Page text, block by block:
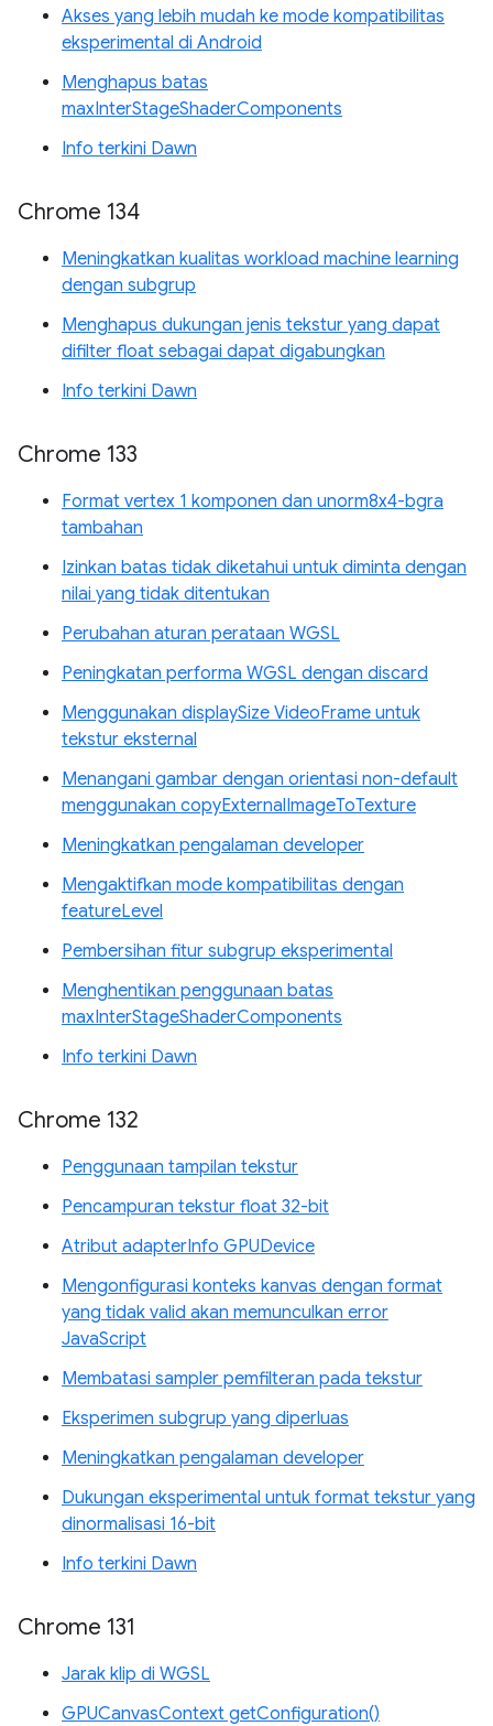
Akses yang lebih mudah ke mode kompatibilitas
eksperimental di Android
Menghapus batas
maxInterStageShaderComponents
Info terkini Dawn
Chrome 134
Meningkatkan kualitas workload machine learning
dengan subgrup
Menghapus dukungan jenis tekstur yang dapat
difilter float sebagai dapat digabungkan
Info terkini Dawn
Chrome 133
Format vertex 1 komponen dan unorm8x4-bgra
tambahan
Izinkan batas tidak diketahui untuk diminta dengan
nilai yang tidak ditentukan
Perubahan aturan perataan WGSL
Peningkatan performa WGSL dengan discard
Menggunakan displaySize VideoFrame untuk
tekstur eksternal
Menangani gambar dengan orientasi non-default
menggunakan copyExternalImageToTexture
Meningkatkan pengalaman developer
Mengaktifkan mode kompatibilitas dengan
featureLevel
Pembersihan fitur subgrup eksperimental
Menghentikan penggunaan batas
maxInterStageShaderComponents
Info terkini Dawn
Chrome 132
Penggunaan tampilan tekstur
Pencampuran tekstur float 32-bit
Atribut adapterInfo GPUDevice
Mengonfigurasi konteks kanvas dengan format
yang tidak valid akan memunculkan error
JavaScript
Membatasi sampler pemfilteran pada tekstur
Eksperimen subgrup yang diperluas
Meningkatkan pengalaman developer
Dukungan eksperimental untuk format tekstur yang
dinormalisasi 16-bit
Info terkini Dawn
Chrome 131
Jarak klip di WGSL
GPUCanvasContext getConfiguration()